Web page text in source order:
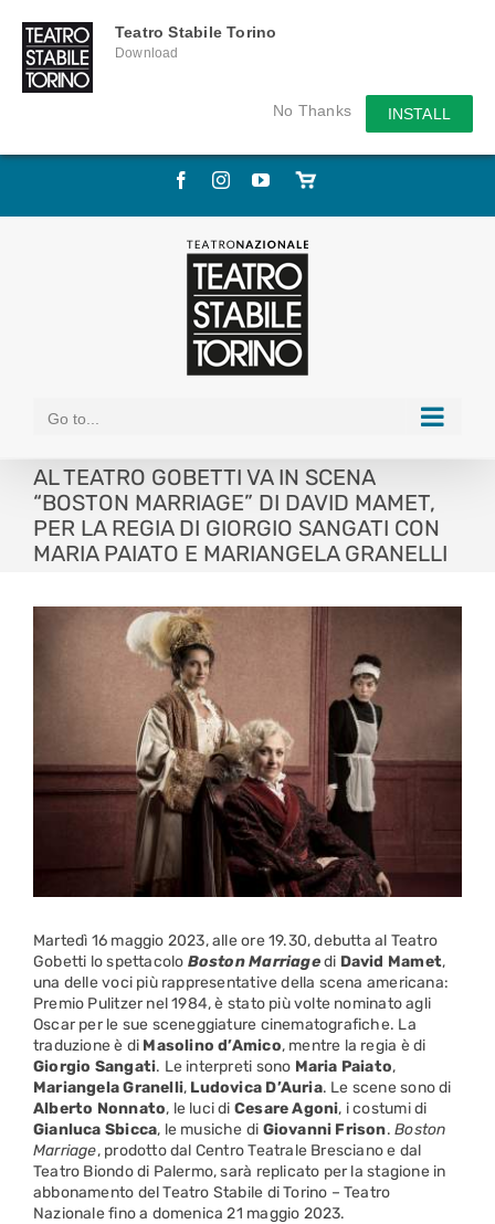
Teatro Stabile Torino
Download
No Thanks INSTALL
Skip
FacebookInstagramYouTube
Store
Go to...
AL TEATRO GOBETTI VA IN SCENA
“BOSTON MARRIAGE” DI DAVID MAMET,
PER LA REGIA DI GIORGIO SANGATI CON
MARIA PAIATO E MARIANGELA GRANELLI
Martedì 16 maggio 2023, alle ore 19.30, debutta al Teatro
Gobetti lo spettacolo Boston Marriagedi David Mamet,
una delle voci più rappresentative della scena americana:
Premio Pulitzer nel 1984, è stato più volte nominato agli
Oscar per le sue sceneggiature cinematografiche. La
traduzione è di Masolino d’Amico, mentre la regia è di
Giorgio Sangati. Le interpreti sono Maria Paiato,
Mariangela Granelli, Ludovica D’Auria. Le scene sono di
Alberto Nonnato, le luci di Cesare Agoni, i costumi di
Gianluca Sbicca, le musiche di Giovanni Frison.Boston
Marriage, prodotto dal Centro Teatrale Bresciano e dal
Teatro Biondo di Palermo, sarà replicato per la stagione in
abbonamento del Teatro Stabile di Torino – Teatro
Nazionale fino a domenica 21 maggio 2023.